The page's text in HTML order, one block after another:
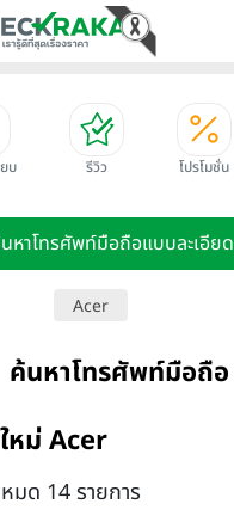
บ รีวิว โปรโมชั่น
หาโทรศัพท์มือถือแบบละเอียด
Acer
ค้นหาโทรศัพท์มือถือ
หม่ Acer
มด 14 รายการ